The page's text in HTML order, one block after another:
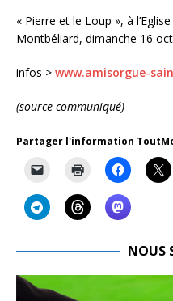
« Pierre et le Loup », à
Montbéliard, dimanche 16
infos > www.amisorgue-
(source communiqué)
Partager l'information
NOUS